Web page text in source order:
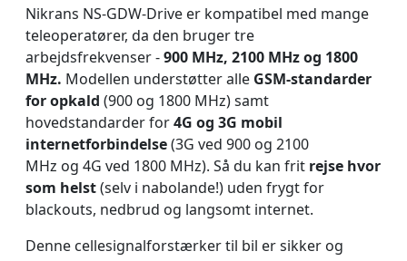
Nikrans NS-GDW-Drive er kompatibel med mange
teleoperatører, da den bruger tre
arbejdsfrekvenser -900 MHz, 2100 MHz og 1800
MHz. Modellen understøtter alle GSM-standarder
for opkald (900 og 1800 MHz) samt
hovedstandarder for4G og 3G mobil
internetforbindelse(3G ved 900 og 2100
MHz og 4G ved 1800 MHz). Så du kan frit rejse hvor
som helst(selv i nabolande!) uden frygt for
blackouts, nedbrud og langsomt internet.
Denne cellesignalforstærker til bil er sikker og